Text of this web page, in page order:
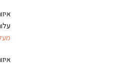
מעל 130 ש"ח הזמנה